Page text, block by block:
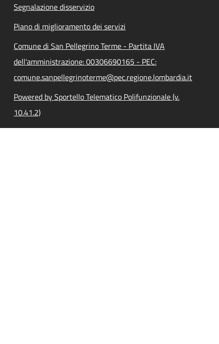
Segnalazione disservizio
Piano di miglioramento dei servizi
Comune di San Pellegrino Terme - Partita IVA
dell'amministrazione: 00306690165 - PEC:
comune.sanpellegrinoterme@pec.regione.lombardia.it
Powered by Sportello Telematico Polifunzionale (v.
10.41.2)